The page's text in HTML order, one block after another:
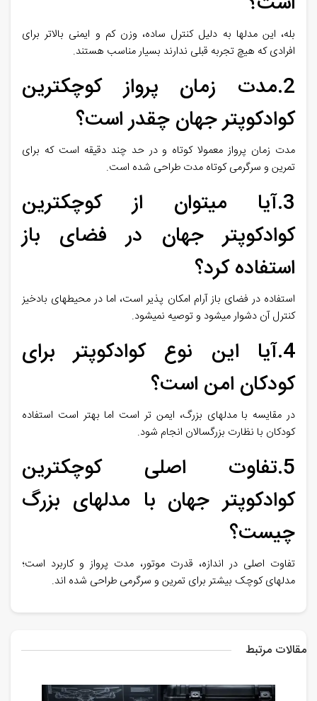
بله، این مدلها به دلیل کنترل ساده، وزن کم و ایمنی بالاتر برای
افرادی که هیچ تجربه قبلی ندارند بسیار مناسب هستند.
2.مدت زمان پرواز کوچکترین
کوادکوپتر جهان چقدر است؟
مدت زمان پرواز معمولا کوتاه و در حد چند دقیقه است که برای
تمرین و سرگرمی کوتاه مدت طراحی شده است.
3.آیا میتوان از کوچکترین
کوادکوپتر جهان در فضای باز
استفاده کرد؟
استفاده در فضای باز آرام امکان پذیر است، اما در محیطهای بادخیز
کنترل آن دشوار میشود و توصیه نمیشود.
4.آیا این نوع کوادکوپتر برای
کودکان امن است؟
در مقایسه با مدلهای بزرگ، ایمن تر است اما بهتر است استفاده
کودکان با نظارت بزرگسالان انجام شود.
5.تفاوت اصلی کوچکترین
کوادکوپتر جهان با مدلهای بزرگ
چیست؟
تفاوت اصلی در اندازه، قدرت موتور، مدت پرواز و کاربرد است؛
مدلهای کوچک بیشتر برای تمرین و سرگرمی طراحی شده اند.
مقالات مرتبط